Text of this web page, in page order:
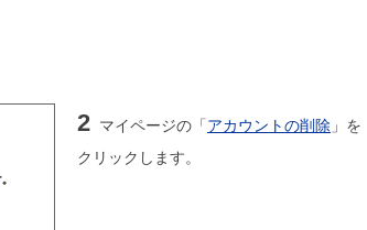
2 マイページの「アカウントの削除 」を
クリックします。